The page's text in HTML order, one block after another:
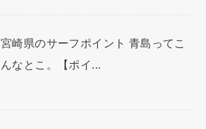
宮崎県のサーフポイント 青島ってこ
んなとこ。【ポイ...